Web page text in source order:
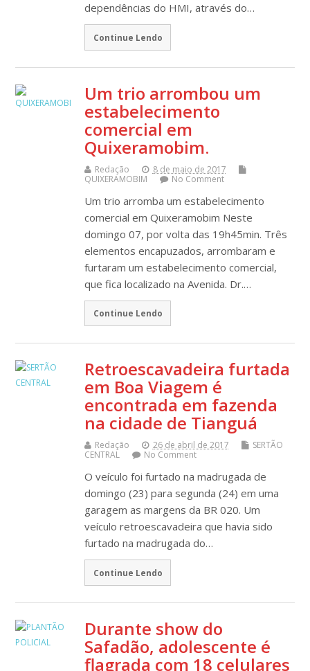
dependências do HMI, através do…
Continue Lendo
Um trio arrombou um
estabelecimento
comercial em
Quixeramobim.
Redação
8 de maio de 2017
QUIXERAMOBIM
No Comment
Um trio arromba um estabelecimento
comercial em Quixeramobim Neste
domingo 07, por volta das 19h45min. Três
elementos encapuzados, arrombaram e
furtaram um estabelecimento comercial,
que fica localizado na Avenida. Dr.…
Continue Lendo
Retroescavadeira furtada
em Boa Viagem é
encontrada em fazenda
na cidade de Tianguá
Redação 26 de abril de 2017
SERTÃO
CENTRAL
No Comment
O veículo foi furtado na madrugada de
domingo (23) para segunda (24) em uma
garagem as margens da BR 020. Um
veículo retroescavadeira que havia sido
furtado na madrugada do…
Continue Lendo
Durante show do
Safadão, adolescente é
flagrada com 18 celulares